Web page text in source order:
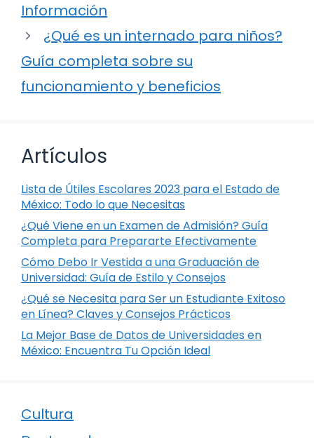
Información
¿Qué es un internado para niños?
Guía completa sobre su
funcionamiento y beneficios
Artículos
Lista de Útiles Escolares 2023 para el Estado de
México: Todo lo que Necesitas
¿Qué Viene en un Examen de Admisión? Guía
Completa para Prepararte Efectivamente
Cómo Debo Ir Vestida a una Graduación de
Universidad: Guía de Estilo y Consejos
¿Qué se Necesita para Ser un Estudiante Exitoso
en Línea? Claves y Consejos Prácticos
La Mejor Base de Datos de Universidades en
México: Encuentra Tu Opción Ideal
Cultura